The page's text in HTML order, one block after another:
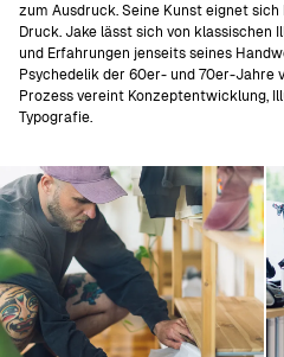
zum Ausdruck. Seine Kunst eignet
Druck. Jake lässt sich von klassischen
und Erfahrungen jenseits seines
Psychedelik der 60er- und 70er-Jahre
Prozess vereint Konzeptentwicklung,
Typografie.